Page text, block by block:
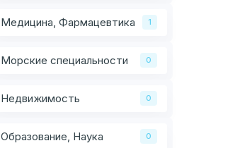
Медицина, Фармацевтика 1
Морские специальности 0
Недвижимость 0
Образование, Наука 0